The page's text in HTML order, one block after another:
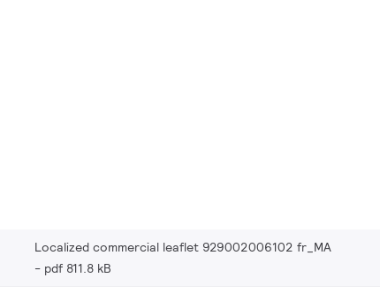
Localized commercial leaflet 929002006102 fr_MA
pdf 811.8 kB